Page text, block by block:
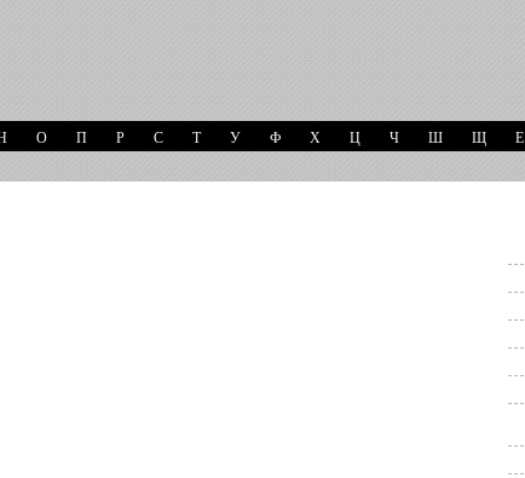
О П Р С Т У Ф Х Ц Ч Ш Щ Е